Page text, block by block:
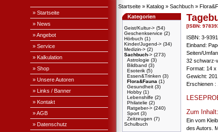
» Startseite
» News
» Angebot
» Service
» Kalkulation
» Shop
» Unsere Autoren
» Links / Banner
» Kontakt
» AGB
» Datenschutz
Startseite » Katalog » Sachbuch »
Kategorien
Geist/Kultur-> (54)
Geschenkservice (2)
Hörbuch (1)
Kinder/Jugend-> (34)
Medizin-> (2)
Sachbuch-> (273)
Astrologie (3)
Bildband (3)
Esoterik (5)
Essen&Trinken (3)
Flora&Fauna (1)
Gesundheit (3)
Hobby (1)
Lebenshilfe (2)
Philatelie (2)
Ratgeber-> (240)
Sport (3)
Zeitzeugen (7)
Schulbuch
[ISBN:
ISBN: 3-
Einband:
Seiten/
32 schwarz-
Format: 14 x
Gewicht:
Erschienen :
Zum Inhalt:
Ein vom
des Autors.